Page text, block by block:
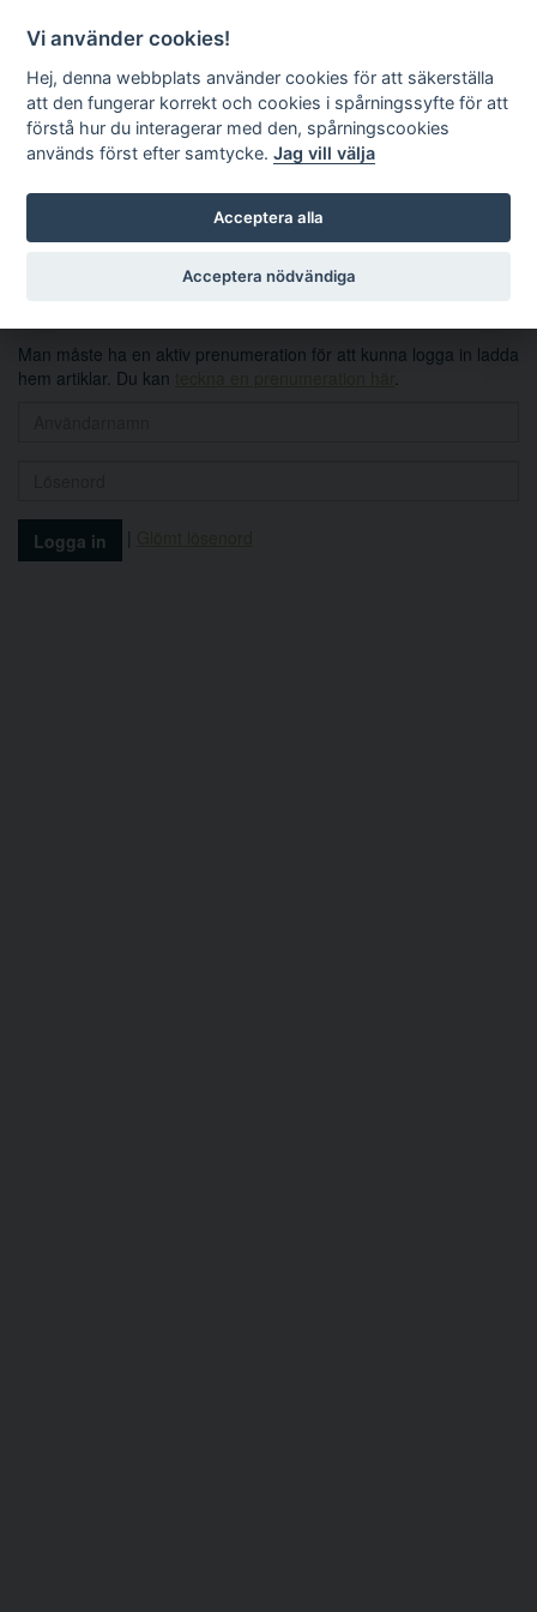
Sök
Logga in
Man måste ha en aktiv prenumeration för att kunna logga in ladda
hem artiklar. Du kan
|
Vi använder cookies!
Hej, denna webbplats använder cookies för att säkerställa
att den fungerar korrekt och cookies i spårningssyfte för att
förstå hur du interagerar med den, spårningscookies
används först efter samtycke.Jag vill välja
Acceptera alla
Acceptera nödvändiga